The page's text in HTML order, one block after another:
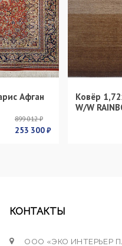
Афган
899 012 ₽
253 300 ₽
Ковёр
W/W
КОНТАКТЫ
ООО «ЭКО ИНТЕРЬЕР